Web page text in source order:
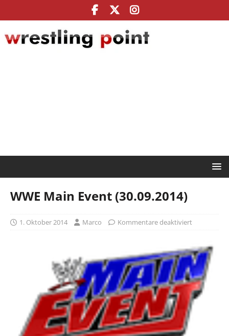
WWE Main Event (30.09.2014)
1. Oktober 2014 Marco Kommentare deaktiviert